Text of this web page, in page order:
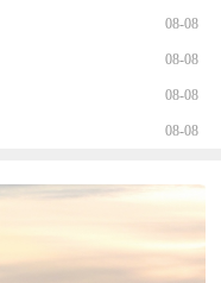
08-08
08-08
08-08
08-08